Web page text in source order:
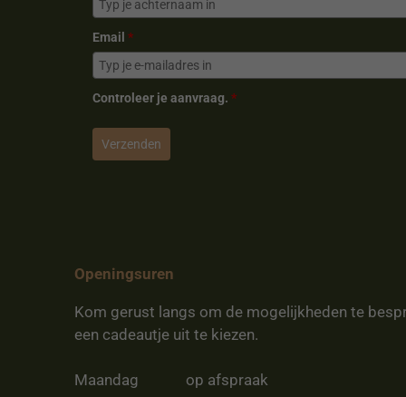
Email *
Controleer je aanvraag. *
Verzenden
Openingsuren
Kom gerust langs om de mogelijkheden te
een cadeautje uit te kiezen.
Maandag op afspraak